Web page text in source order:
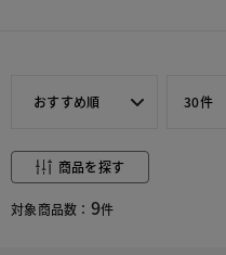
おすすめ順 30件
商品を探す
対象商品数： 9件